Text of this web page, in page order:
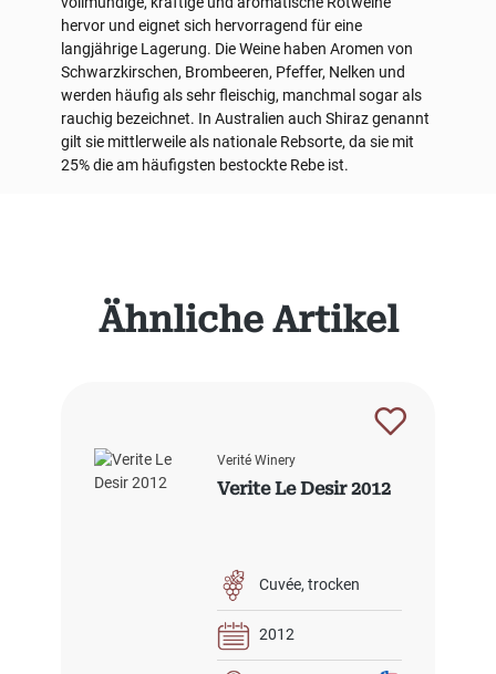
Produktgalerie überspringen
Ähnliche Artikel
Verité Winery
Verite Le Desir 2012
Cuvée trocken
2012
hervor und eignet sich hervorragend für eine
langjährige Lagerung. Die Weine haben Aromen von
Schwarzkirschen, Brombeeren, Pfeffer, Nelken und
werden häufig als sehr fleischig, manchmal sogar als
rauchig bezeichnet. In Australien auch Shiraz genannt
gilt sie mittlerweile als nationale Rebsorte, da sie mit
25% die am häufigsten bestockte Rebe ist.